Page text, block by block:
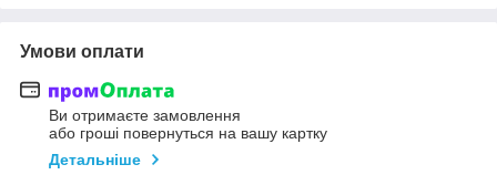
Умови оплати
Ви отримаєте замовлення
або гроші повернуться на вашу картку
Детальніше